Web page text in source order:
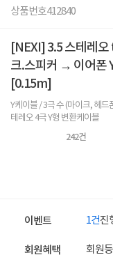
상품번호412840
[NEXI] 3.5 스테레오
크.스피커 → 이어폰
[0.15m]
Y케이블 / 3극 수 (마이크, 헤드
테레오 4극 Y형 변환케이블
242건
이벤트 1건진
회원혜택 회원